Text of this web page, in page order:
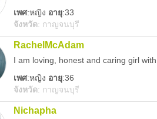
เพศ:หญิง อายุ:33
จังหวัด: กาญจนบุรี
RachelMcAdam
เพศ:หญิง อายุ:36
จังหวัด: กาญจนบุรี
Nichapha